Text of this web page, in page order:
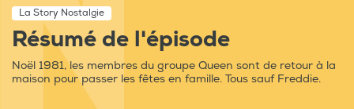
La Story Nostalgie
Résumé de l'épisode
Noël 1981, les membres du groupe Queen sont de retour à la
maison pour passer les fêtes en famille. Tous sauf Freddie.